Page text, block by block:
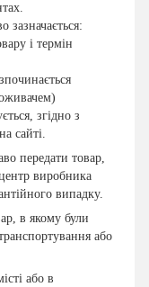
зазначається:
і термін
згідно з
сайті.
передати товар,
виробника
випадку.
в якому були
або
або в